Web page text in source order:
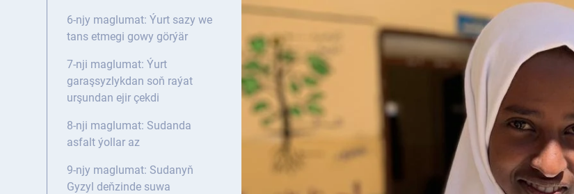
6-njy maglumat: Ýurt sazy we
tans etmegi gowy görýär
7-nji maglumat: Ýurt
garaşsyzlykdan soň raýat
urşundan ejir çekdi
8-nji maglumat: Sudanda
asfalt ýollar az
9-njy maglumat: Sudanyň
Gyzyl deňzinde suwa